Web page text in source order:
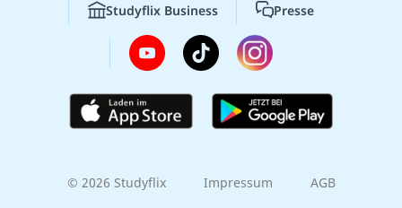
Studyflix Business Presse
© 2026 Studyflix Impressum AGB